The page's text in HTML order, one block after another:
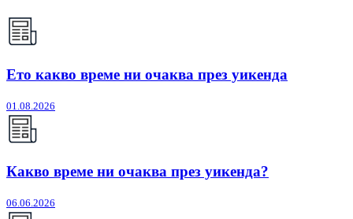
Ето какво време ни очаква през уикенда
01.08.2026
Какво време ни очаква през уикенда?
06.06.2026